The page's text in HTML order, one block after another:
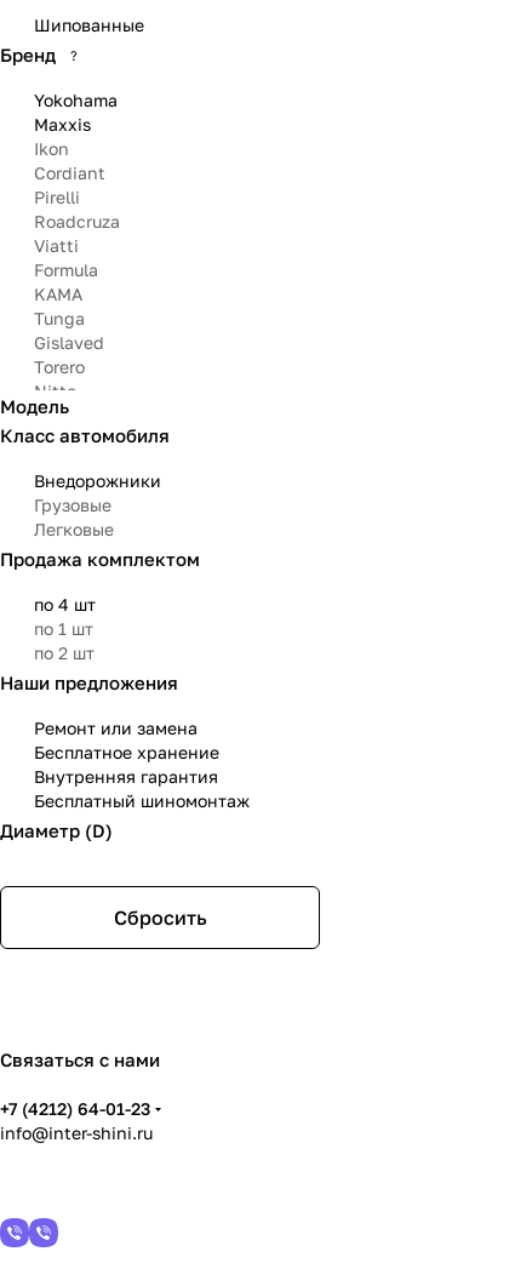
Шипованные
Бренд ?
Yokohama
Maxxis
Ikon
Cordiant
Pirelli
Roadcruza
Viatti
Formula
KAMA
Tunga
Gislaved
Torero
Nitto
Arivo
Michelin
Bars
Attar
Bridgestone
Matador
Омскшина
Модель
Класс автомобиля
Внедорожники
Грузовые
Легковые
Продажа комплектом
по 4 шт
по 1 шт
по 2 шт
Наши предложения
Ремонт или замена
Бесплатное хранение
Внутренняя гарантия
Бесплатный шиномонтаж
Диаметр (D)
Сбросить
Связаться с нами
+7 (4212) 64-01-23
info@inter-shini.ru